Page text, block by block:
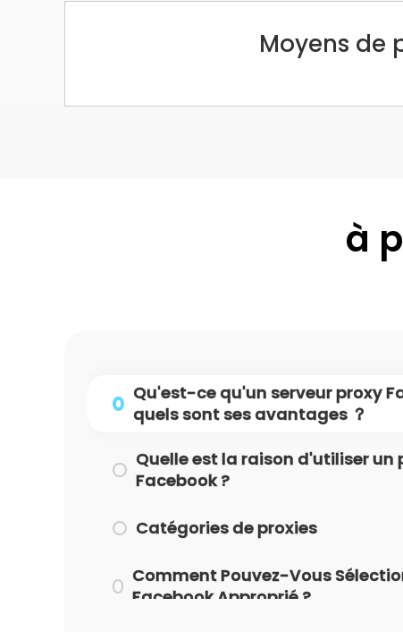
Moyens de
à
Qu'est-ce qu'un serveur proxy
quels sont ses avantages ？
Quelle est la raison d'utiliser un
Facebook ?
Catégories de proxies
Comment Pouvez-Vous
Facebook Approprié ?